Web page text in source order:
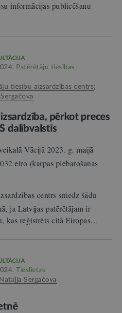
informācijas publicēšanu
Patērētāju tiesības
tiesību aizsardzības centrs;
pērkot preces
dalībvalstīs
Vācijā 2023. g. maijā
eiro (karpas piebarošanas
centrs sniedz šādu
ja Latvijas patērētājam ir
kas reģistrēts citā Eiropas…
Tieslietas
Nataļja Sergačova